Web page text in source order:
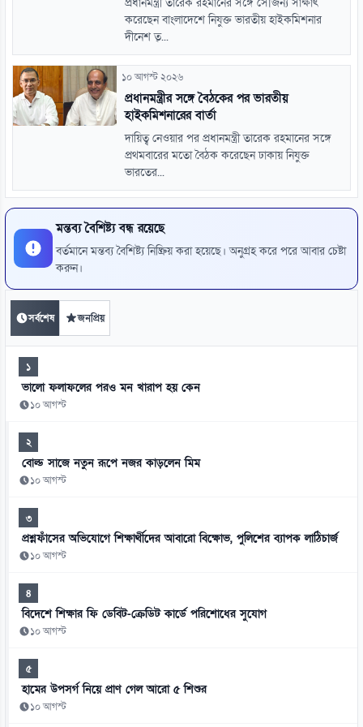
প্রধানমন্ত্রী তারেক রহমানের সঙ্গে সৌজন্য সাক্ষাৎ
করেছেন বাংলাদেশে নিযুক্ত ভারতীয় হাইকমিশনার
দীনেশ ত্...
১০ আগস্ট ২০২৬
প্রধানমন্ত্রীর সঙ্গে বৈঠকের পর ভারতীয়
হাইকমিশনারের বার্তা
দায়িত্ব নেওয়ার পর প্রধানমন্ত্রী তারেক রহমানের সঙ্গে
প্রথমবারের মতো বৈঠক করেছেন ঢাকায় নিযুক্ত
ভারতের...
মন্তব্য বৈশিষ্ট্য বন্ধ রয়েছে
বর্তমানে মন্তব্য বৈশিষ্ট্য নিষ্ক্রিয় করা হয়েছে। অনুগ্রহ করে পরে আবার চেষ্টা
করুন।
সর্বশেষ জনপ্রিয়
১
ভালো ফলাফলের পরও মন খারাপ হয় কেন
১০ আগস্ট
২
বোল্ড সাজে নতুন রূপে নজর কাড়লেন মিম
১০ আগস্ট
৩
প্রশ্নফাঁসের অভিযোগে শিক্ষার্থীদের আবারো বিক্ষোভ, পুলিশের ব্যাপক লাঠিচার্জ
১০ আগস্ট
৪
বিদেশে শিক্ষার ফি ডেবিট-ক্রেডিট কার্ডে পরিশোধের সুযোগ
১০ আগস্ট
৫
হামের উপসর্গ নিয়ে প্রাণ গেল আরো ৫ শিশুর
১০ আগস্ট